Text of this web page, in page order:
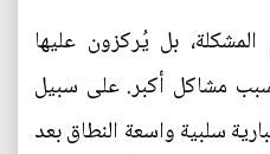
بل يُركزون عليها
مشاكل أكبر. على سبيل
سلبية واسعة النطاق بعد